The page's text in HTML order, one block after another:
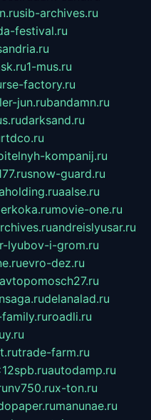
sib-archives.ru
festival.ru
1-mus.ru
factory.ru
jun.rubandamn.ru
darksand.ru
rtdco.ru
kompanij.ru
snow-guard.ru
aalse.ru
movie-one.ru
andreislyusar.ru
lyubov-i-grom.ru
evro-dez.ru
avtopomosch27.ru
delanalad.ru
roadli.ru
trade-farm.ru
autodamp.ru
nv750.rux-ton.ru
manunae.ru